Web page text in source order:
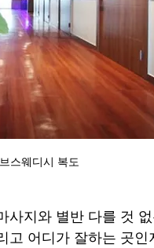
스웨디시 복도
지와 별반 다를 것
어디가 잘하는 곳